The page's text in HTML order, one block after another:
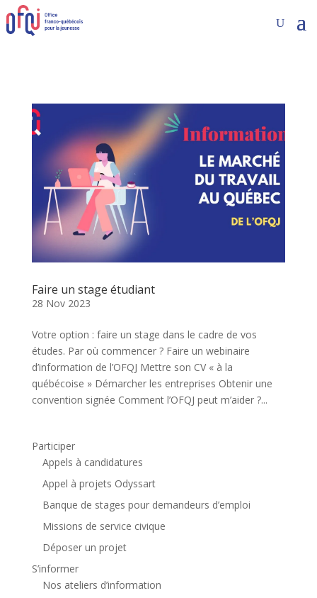
Faire un stage étudiant
28 Nov 2023
Votre option : faire un stage dans le cadre de vos
études. Par où commencer ? Faire un webinaire
d’information de l’OFQJ Mettre son CV « à la
québécoise » Démarcher les entreprises Obtenir une
convention signée Comment l’OFQJ peut m’aider ?...
Participer
Appels à candidatures
Appel à projets Odyssart
Banque de stages pour demandeurs d’emploi
Missions de service civique
Déposer un projet
S’informer
Nos ateliers d’information